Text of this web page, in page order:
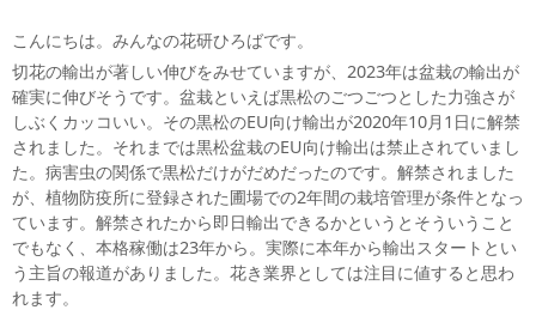
こんにちは。みんなの花研ひろばです。
切花の輸出が著しい伸びをみせていますが、2023年は盆栽の輸出が
確実に伸びそうです。盆栽といえば黒松のごつごつとした力強さが
しぶくカッコいい。その黒松のEU向け輸出が2020年10月1日に解禁
されました。それまでは黒松盆栽のEU向け輸出は禁止されていまし
た。病害虫の関係で黒松だけがだめだったのです。解禁されました
が、植物防疫所に登録された圃場での2年間の栽培管理が条件となっ
ています。解禁されたから即日輸出できるかというとそういうこと
でもなく、本格稼働は23年から。実際に本年から輸出スタートとい
う主旨の報道がありました。花き業界としては注目に値すると思わ
れます。